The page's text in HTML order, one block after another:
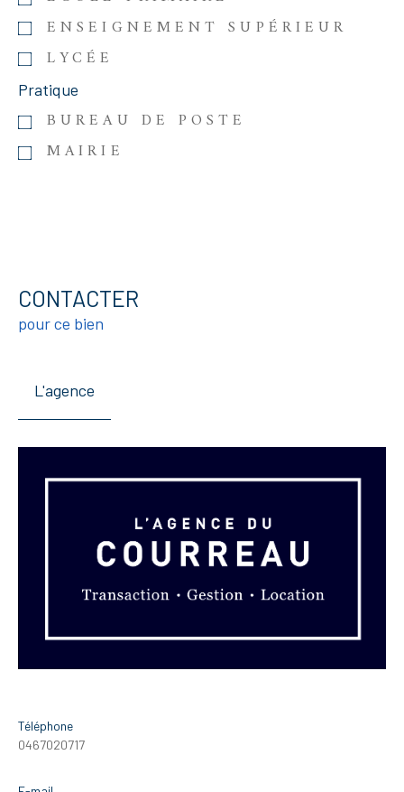
ENSEIGNEMENT SUPÉRIEUR
LYCÉE
Pratique
BUREAU DE POSTE
MAIRIE
CONTACTER
pour ce bien
L'agence
Téléphone
0467020717